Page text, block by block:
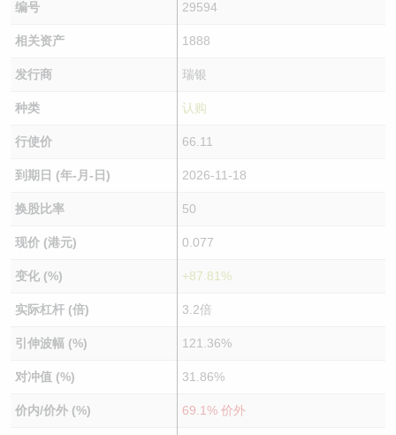
编号 29594
相关资产 1888
发行商 瑞银
种类 认购
行使价 66.11
到期日 (年-月-日) 2026-11-18
换股比率 50
现价 (港元) 0.077
变化 (%) +87.81%
实际杠杆 (倍) 3.2倍
引伸波幅 (%) 121.36%
对冲值 (%) 31.86%
价内/价外 (%) 69.1% 价外